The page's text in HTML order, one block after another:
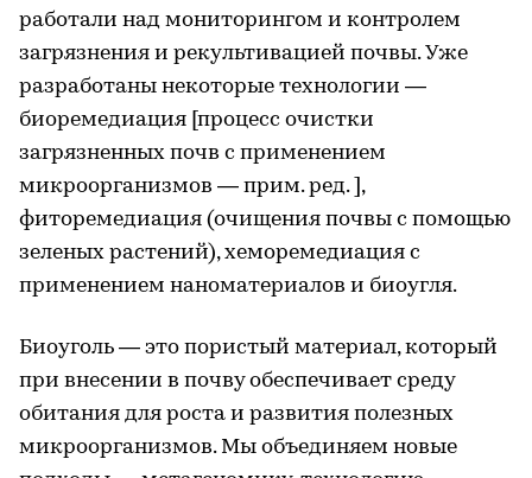
работали над мониторингом и контролем
загрязнения и рекультивацией почвы. Уже
разработаны некоторые технологии —
биоремедиация [процесс очистки
загрязненных почв с применением
микроорганизмов — прим. ред. ],
фиторемедиация (очищения почвы с помощью
зеленых растений), хеморемедиация с
применением наноматериалов и биоугля.
Биоуголь — это пористый материал, который
при внесении в почву обеспечивает среду
обитания для роста и развития полезных
микроорганизмов. Мы объединяем новые